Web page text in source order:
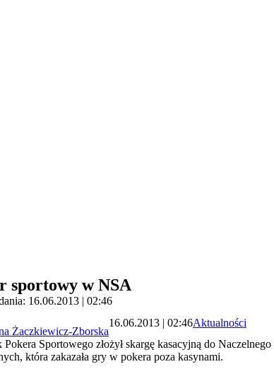
sportowy w NSA
16.06.2013 | 02:46
Żaczkiewicz-Zborska
16.06.2013 | 02:46Aktualności
Sportowego złożył skargę kasacyjną do
która zakazała gry w pokera poza kasynami.